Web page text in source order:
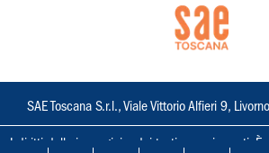
SAE Toscana S.r.l., Viale Vittorio Alfieri 9,
I diritti delle immagini e dei testi sono riservati. È